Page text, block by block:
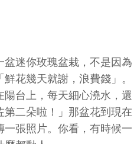
迷你玫瑰盆栽，不是因為
花幾天就謝，浪費錢」。
台上，每天細心澆水，還
二朵啦！」那盆花到現在
張照片。你看，有時候一